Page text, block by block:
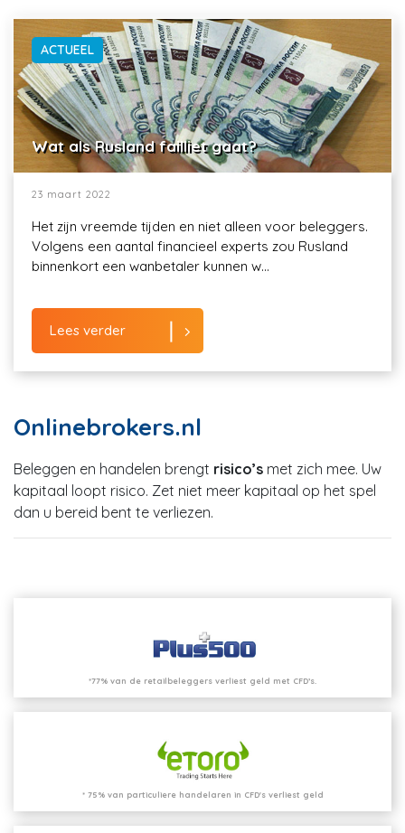
ACTUEEL
Wat als Rusland failliet gaat?
23 maart 2022
Het zijn vreemde tijden en niet alleen voor beleggers.
Volgens een aantal financieel experts zou Rusland
binnenkort een wanbetaler kunnen w...
Lees verder
Onlinebrokers.nl
Beleggen en handelen brengt risico’s met zich mee. Uw
kapitaal loopt risico. Zet niet meer kapitaal op het spel
dan u bereid bent te verliezen.
*77% van de retailbeleggers verliest geld met CFD’s.
* 75% van particuliere handelaren in CFD's verliest geld